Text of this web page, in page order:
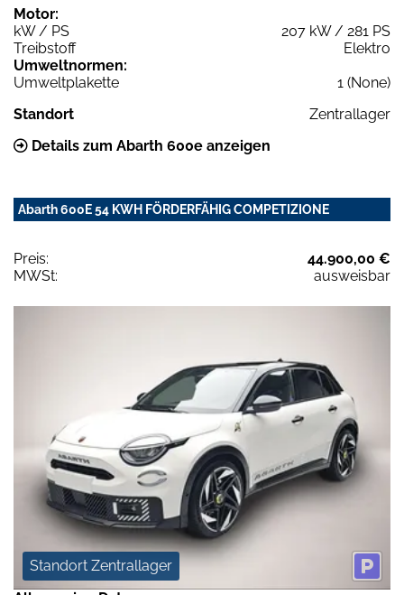
Motor:
kW / PS
207 kW / 281 PS
Treibstoff
Elektro
Umweltnormen:
Umweltplakette
1 (None)
Standort
Zentrallager
Details zum Abarth 600e anzeigen
Abarth 600E 54 KWH FÖRDERFÄHIG COMPETIZIONE
Preis:
44.900,00 €
MWSt:
ausweisbar
Standort Zentrallager